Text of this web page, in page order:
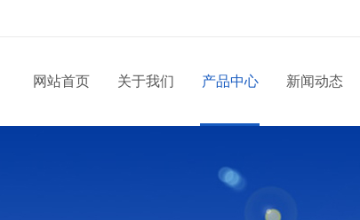
网站首页 关于我们 产品中心 新闻动态